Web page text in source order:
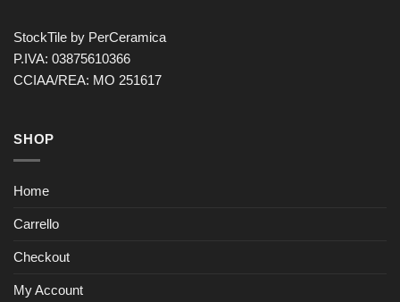
StockTile by PerCeramica
P.IVA: 03875610366
CCIAA/REA: MO 251617
SHOP
Home
Carrello
Checkout
My Account